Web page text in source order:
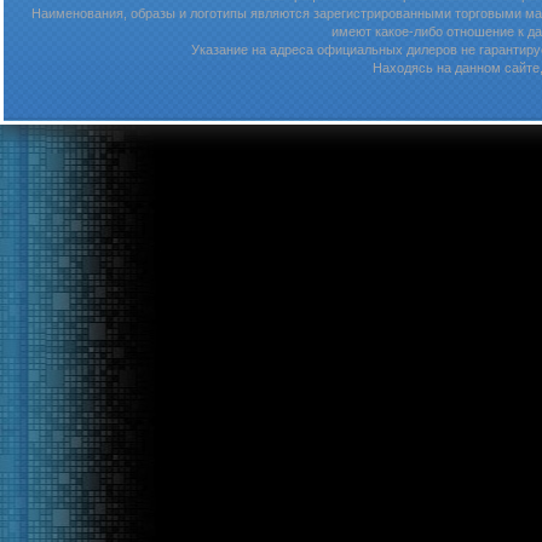
Наименования, образы и логотипы являются зарегистрированными торговыми
имеют какое-либо отношение к
Указание на адреса официальных дилеров не
Находясь на данном